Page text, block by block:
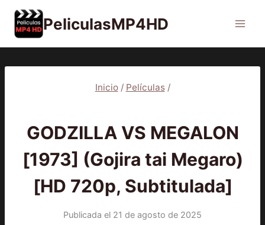
Saltar
contenido
PeliculasMP4HD
Inicio / Películas /
GODZILLA VS MEGALON
[1973] (Gojira tai Megaro)
[HD 720p, Subtitulada]
Publicada el 21 de agosto de 2025